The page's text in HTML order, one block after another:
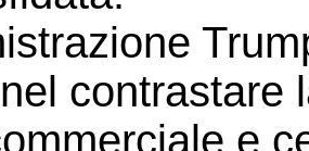
contrastare
e